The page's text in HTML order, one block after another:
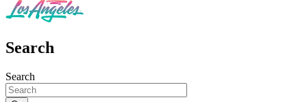
Search
Search